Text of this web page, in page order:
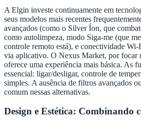
A Elgin investe continuamente em
seus modelos mais recentes
avançados (como o Silver Íon, que
como autolimpeza, modo Siga-me (que
controle remoto está), e conectividade
via aplicativo. O Nexus Market, por focar
oferece uma experiência mais básica. As
essencial: ligar/desligar, controle de
simples. A ausência de filtros avançados
comum nessas alternativas.
Design e Estética: Combinando